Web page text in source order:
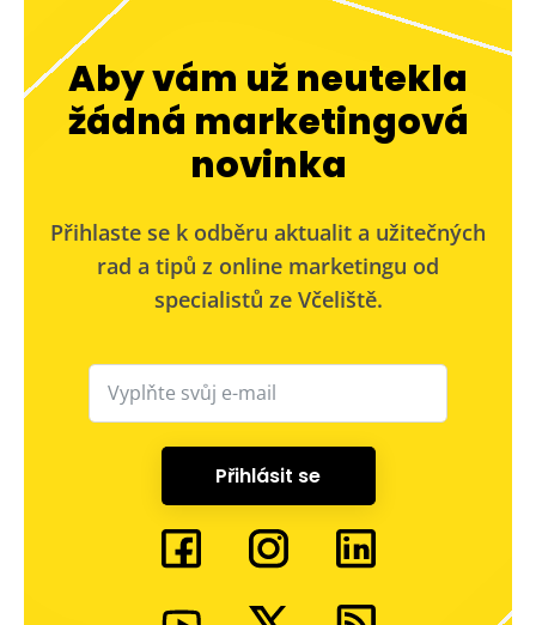
Aby vám už neutekla
žádná marketingová
novinka
Přihlaste se k odběru aktualit a užitečných
rad a tipů z online marketingu od
specialistů ze Včeliště.
Přihlásit se